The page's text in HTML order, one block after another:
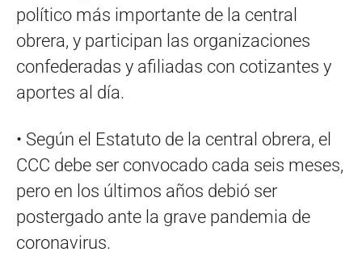
político más importante de la central
obrera, y participan las organizaciones
confederadas y afiliadas con cotizantes y
aportes al día.
• Según el Estatuto de la central obrera, el
CCC debe ser convocado cada seis meses,
pero en los últimos años debió ser
postergado ante la grave pandemia de
coronavirus.